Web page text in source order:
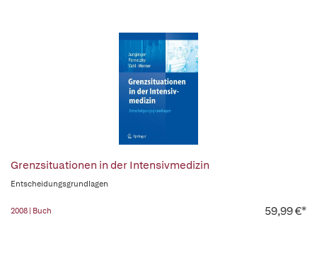
Grenzsituationen in der Intensivmedizin
Entscheidungsgrundlagen
2008 | Buch 59,99 €*